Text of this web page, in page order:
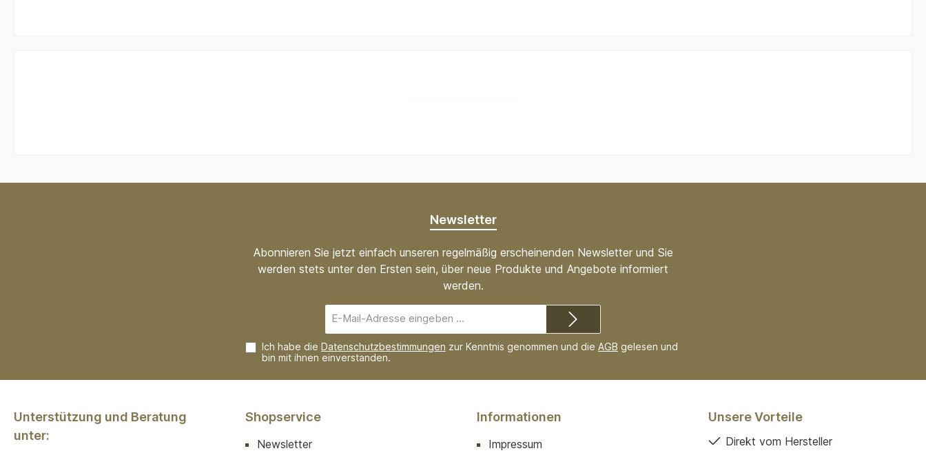
Newsletter
Abonnieren Sie jetzt einfach unseren regelmäßig erscheinenden Newsletter und Sie
werden stets unter den Ersten sein, über neue Produkte und Angebote informiert
werden.
Mail-
Adresse*
Ich habe die Datenschutzbestimmungen zur Kenntnis genommen und die AGB gelesen und
bin mit ihnen einverstanden.
Unterstützung und Beratung
unter:
Shopservice
Newsletter
Informationen
Impressum
Unsere Vorteile
Direkt vom Hersteller